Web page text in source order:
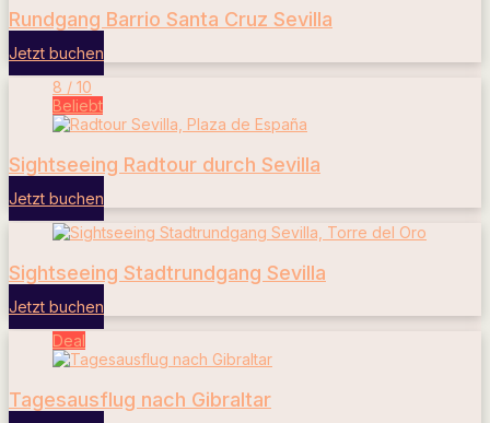
Rundgang Barrio Santa Cruz Sevilla
Jetzt buchen
8 / 10
Beliebt
Sightseeing Radtour durch Sevilla
Jetzt buchen
Sightseeing Stadtrundgang Sevilla
Jetzt buchen
Deal
Tagesausflug nach Gibraltar